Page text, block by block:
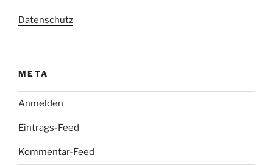
Datenschutz
META
Anmelden
Eintrags-Feed
Kommentar-Feed